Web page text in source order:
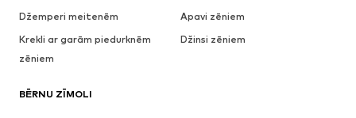
Džemperi meitenēm
Apavi zēniem
Krekli ar garām piedurknēm
zēniem
Džinsi zēniem
BĒRNU ZĪMOLI